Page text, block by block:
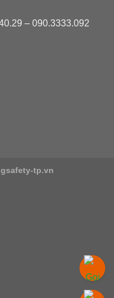
– 090.3333.092
tp.vn